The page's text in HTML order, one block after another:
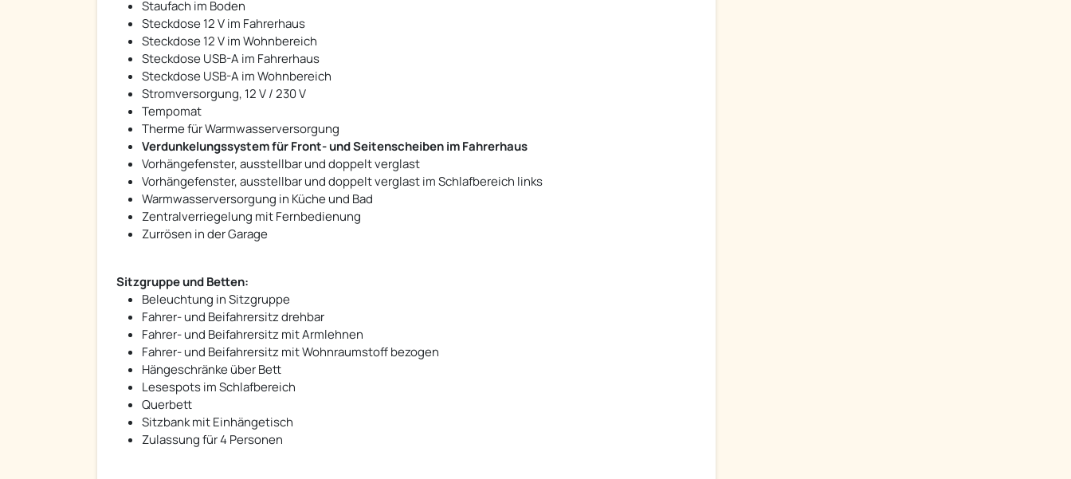
Staufach im Boden
Steckdose 12 V im Fahrerhaus
Steckdose 12 V im Wohnbereich
Steckdose USB-A im Fahrerhaus
Steckdose USB-A im Wohnbereich
Stromversorgung, 12 V / 230 V
Tempomat
Therme für Warmwasserversorgung
Verdunkelungssystem für Front- und Seitenscheiben im Fahrerhaus
Vorhängefenster, ausstellbar und doppelt verglast
Vorhängefenster, ausstellbar und doppelt verglast im Schlafbereich links
Warmwasserversorgung in Küche und Bad
Zentralverriegelung mit Fernbedienung
Zurrösen in der Garage
Sitzgruppe und Betten:
Beleuchtung in Sitzgruppe
Fahrer- und Beifahrersitz drehbar
Fahrer- und Beifahrersitz mit Armlehnen
Fahrer- und Beifahrersitz mit Wohnraumstoff bezogen
Hängeschränke über Bett
Lesespots im Schlafbereich
Querbett
Sitzbank mit Einhängetisch
Zulassung für 4 Personen